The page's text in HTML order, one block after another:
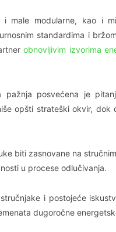
male modularne, kao i
standardima i
obnovljivim izvorima
pažnja posvećena je
opšti strateški okvir,
biti zasnovane na
u procese odlučivanja.
i postojeće
dugoročne